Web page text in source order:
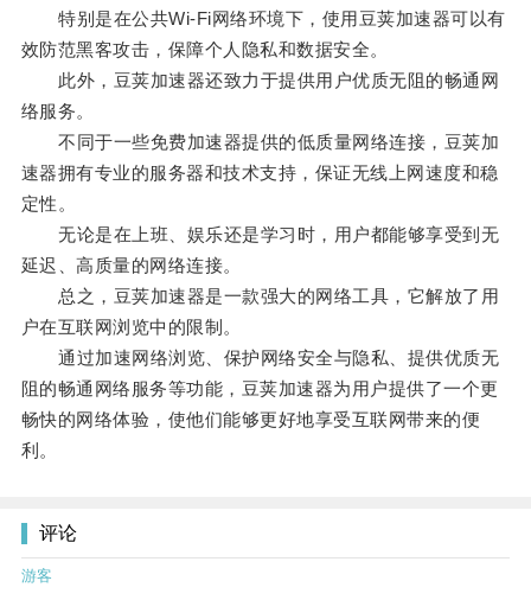
特别是在公共Wi-Fi网络环境下，使用豆荚加速器可以有
效防范黑客攻击，保障个人隐私和数据安全。
此外，豆荚加速器还致力于提供用户优质无阻的畅通网
络服务。
不同于一些免费加速器提供的低质量网络连接，豆荚加
速器拥有专业的服务器和技术支持，保证无线上网速度和稳
定性。
无论是在上班、娱乐还是学习时，用户都能够享受到无
延迟、高质量的网络连接。
总之，豆荚加速器是一款强大的网络工具，它解放了用
户在互联网浏览中的限制。
通过加速网络浏览、保护网络安全与隐私、提供优质无
阻的畅通网络服务等功能，豆荚加速器为用户提供了一个更
畅快的网络体验，使他们能够更好地享受互联网带来的便
利。
评论
游客